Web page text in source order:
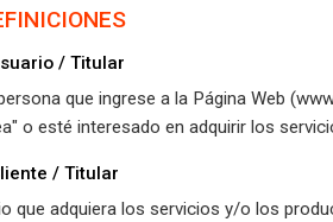
/ Titular
que ingrese a la Página Web
o esté interesado en adquirir los
/ Titular
que adquiera los servicios y/o los